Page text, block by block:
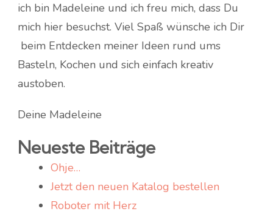
ich bin Madeleine und ich freu mich, dass Du
mich hier besuchst. Viel Spaß wünsche ich Dir
beim Entdecken meiner Ideen rund ums
Basteln, Kochen und sich einfach kreativ
austoben.
Deine Madeleine
Neueste Beiträge
Ohje…
Jetzt den neuen Katalog bestellen
Roboter mit Herz